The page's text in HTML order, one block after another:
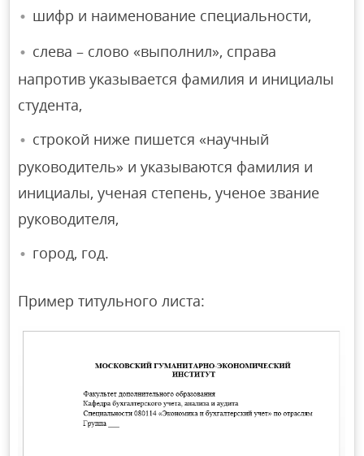
шифр и наименование специальности,
слева – слово «выполнил», справа
напротив указывается фамилия и инициалы
студента,
строкой ниже пишется «научный
руководитель» и указываются фамилия и
инициалы, ученая степень, ученое звание
руководителя,
город, год.
Пример титульного листа: